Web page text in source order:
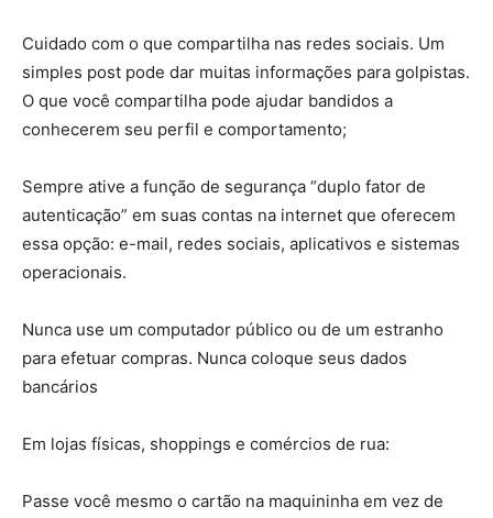
Cuidado com o que compartilha nas redes sociais. Um
simples post pode dar muitas informações para golpistas.
O que você compartilha pode ajudar bandidos a
conhecerem seu perfil e comportamento;
Sempre ative a função de segurança “duplo fator de
autenticação” em suas contas na internet que oferecem
essa opção: e-mail, redes sociais, aplicativos e sistemas
operacionais.
Nunca use um computador público ou de um estranho
para efetuar compras. Nunca coloque seus dados
bancários
Em lojas físicas, shoppings e comércios de rua:
Passe você mesmo o cartão na maquininha em vez de